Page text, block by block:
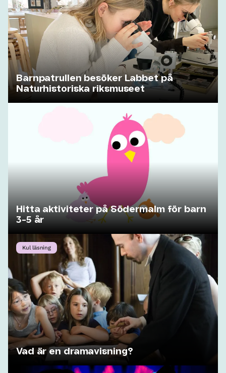
Barnpatrullen besöker Labbet på
Naturhistoriska riksmuseet
Hitta aktiviteter på Södermalm för barn
3-5 år
Kul läsning
Vad är en dramavisning?